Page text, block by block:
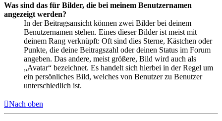
Was sind das für Bilder, die bei meinem Benutzernamen
angezeigt werden?
In der Beitragsansicht können zwei Bilder bei deinem
Benutzernamen stehen. Eines dieser Bilder ist meist mit
deinem Rang verknüpft: Oft sind dies Sterne, Kästchen oder
Punkte, die deine Beitragszahl oder deinen Status im Forum
angeben. Das andere, meist größere, Bild wird auch als
„Avatar“ bezeichnet. Es handelt sich hierbei in der Regel um
ein persönliches Bild, welches von Benutzer zu Benutzer
unterschiedlich ist.
Nach oben